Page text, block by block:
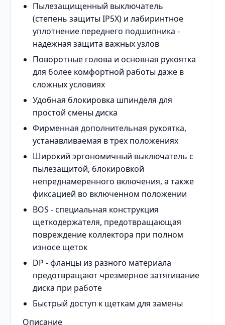
Пылезащищенный выключатель
(степень защиты IP5X) и лабиринтное
уплотнение переднего подшипника -
надежная защита важных узлов
Поворотные голова и основная рукоятка
для более комфортной работы даже в
сложных условиях
Удобная блокировка шпинделя для
простой смены диска
Фирменная дополнительная рукоятка,
устанавливаемая в трех положениях
Широкий эргономичный выключатель с
пылезащитой, блокировкой
непреднамеренного включения, а также
фиксацией во включенном положении
BOS - специальная конструкция
щеткодержателя, предотвращающая
повреждение коллектора при полном
износе щеток
DP - фланцы из разного материала
предотвращают чрезмерное затягивание
диска при работе
Быстрый доступ к щеткам для замены
Описание